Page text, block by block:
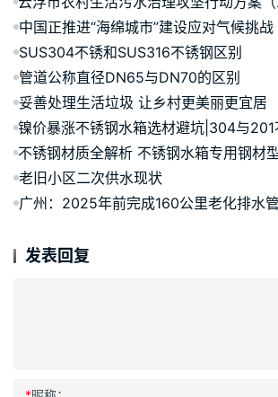
中国正推进“海绵城市”建设应对气候挑战
SUS304不锈和SUS316不锈钢区别
管道公称直径DN65与DN70的区别
妥善处理生活垃圾 让乡村更美丽更宜居
老旧小区二次供水现状
广州：2025年前完成160公里老化排水
发表回复